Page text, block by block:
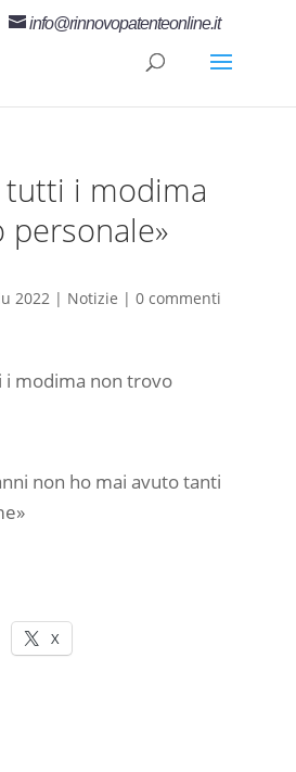
info@rinnovopatenteonline.it
tutti i modima
personale»
2022| Notizie | 0 commenti
non ho mai avuto tanti
X